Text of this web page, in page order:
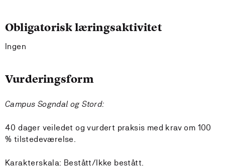
Obligatorisk læringsaktivitet
Ingen
Vurderingsform
Campus Sogndal og Stord:
40 dager veiledet og vurdert praksis med krav om 100
% tilstedeværelse.
Karakterskala: Bestått/Ikke bestått.